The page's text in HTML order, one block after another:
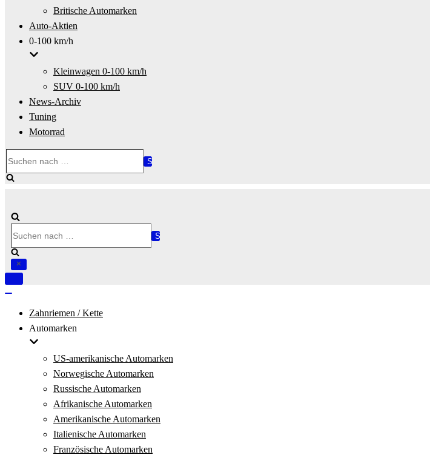
Britische Automarken
Auto-Aktien
0-100 km/h
Kleinwagen 0-100 km/h
SUV 0-100 km/h
News-Archiv
Tuning
Motorrad
nach …
nach …
Navigation
Zahnriemen / Kette
Automarken
US-amerikanische Automarken
Norwegische Automarken
Russische Automarken
Afrikanische Automarken
Amerikanische Automarken
Italienische Automarken
Französische Automarken